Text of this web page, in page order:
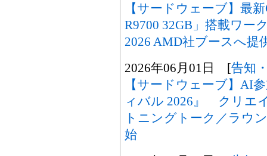
【サードウェーブ】最
R9700 32GB」搭載ワ
2026 AMD社ブースへ提
2026年06月01日 [告知
【サードウェーブ】AI
ィバル 2026』 クリエ
トニングトーク／ラウ
始